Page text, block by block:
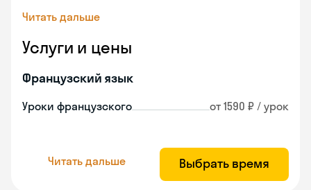
Читать дальше
Услуги и цены
Французский язык
Уроки французского от 1590 ₽ / урок
Читать дальше Выбрать время